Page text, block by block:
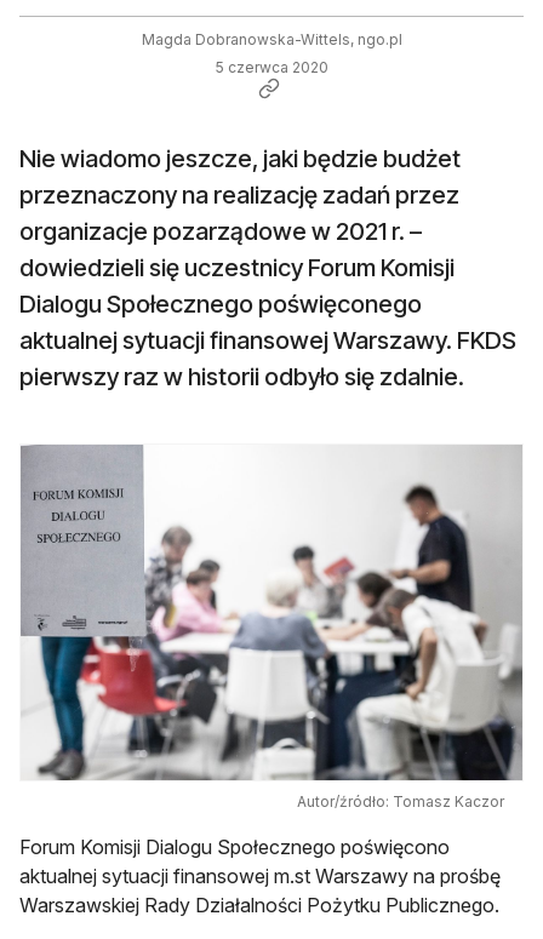
Magda Dobranowska-Wittels, ngo.pl
5 czerwca 2020
Nie wiadomo jeszcze, jaki będzie budżet
przeznaczony na realizację zadań przez
organizacje pozarządowe w 2021 r. –
dowiedzieli się uczestnicy Forum Komisji
Dialogu Społecznego poświęconego
aktualnej sytuacji finansowej Warszawy. FKDS
pierwszy raz w historii odbyło się zdalnie.
Autor/źródło: Tomasz Kaczor
Forum Komisji Dialogu Społecznego poświęcono
aktualnej sytuacji finansowej m.st Warszawy na prośbę
Warszawskiej Rady Działalności Pożytku Publicznego.